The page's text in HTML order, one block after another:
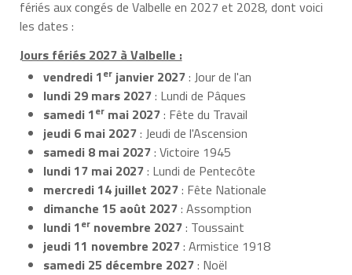
fériés aux congés de Valbelle en 2027 et 2028, dont voici
les dates :
Jours fériés 2027 à Valbelle :
vendredi 1er janvier 2027: Jour de l'an
lundi 29 mars 2027: Lundi de Pâques
samedi 1er mai 2027: Fête du Travail
jeudi 6 mai 2027: Jeudi de l'Ascension
samedi 8 mai 2027: Victoire 1945
lundi 17 mai 2027: Lundi de Pentecôte
mercredi 14 juillet 2027: Fête Nationale
dimanche 15 août 2027: Assomption
lundi 1er novembre 2027: Toussaint
jeudi 11 novembre 2027: Armistice 1918
samedi 25 décembre 2027: Noël